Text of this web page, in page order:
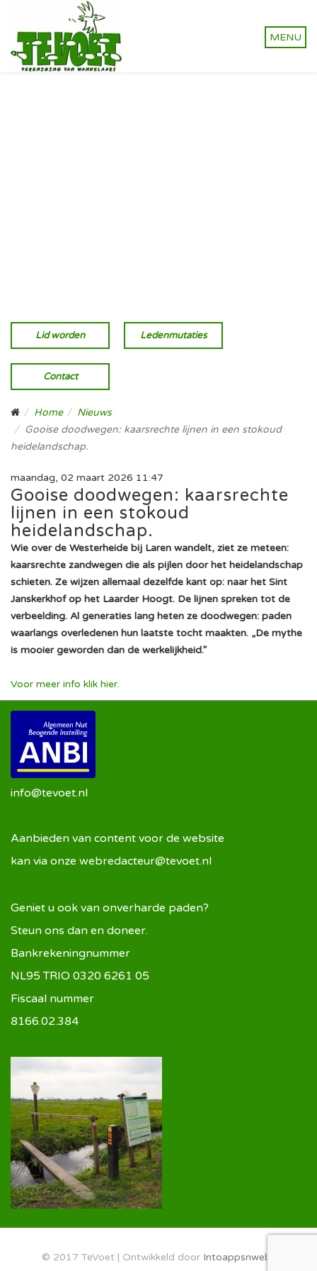
Lid worden Ledenmutaties
Contact
Home
Nieuws
Gooise doodwegen: kaarsrechte lijnen in een stokoud
heidelandschap.
maandag, 02 maart 2026 11:47
Gooise doodwegen: kaarsrechte
lijnen in een stokoud
heidelandschap.
Wie over de Westerheide bij Laren wandelt, ziet ze meteen:
kaarsrechte zandwegen die als pijlen door het heidelandschap
schieten. Ze wijzen allemaal dezelfde kant op: naar het Sint
Janskerkhof op het Laarder Hoogt. De lijnen spreken tot de
verbeelding. Al generaties lang heten ze doodwegen: paden
waarlangs overledenen hun laatste tocht maakten. „De mythe
is mooier geworden dan de werkelijkheid.”
Voor meer info klik hier.
info@tevoet.nl
Aanbieden van content voor de website
kan via onze webredacteur@tevoet.nl
Geniet u ook van onverharde paden?
Steun ons dan en doneer.
Bankrekeningnummer
NL95 TRIO 0320 6261 05
Fiscaal nummer
8166.02.384
© 2017 TeVoet | Ontwikkeld door Intoappsnwebs